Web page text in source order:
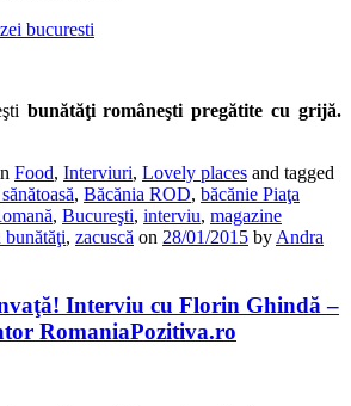
bunătăţi româneşti pregătite cu grijă.
Food, Interviuri, Lovely places and tagged
, Băcănia ROD, băcănie Piaţa
, Bucureşti, interviu, magazine
bunătăţi, zacuscă on 28/01/2015 by Andra
Interviu cu Florin Ghindă –
RomaniaPozitiva.ro